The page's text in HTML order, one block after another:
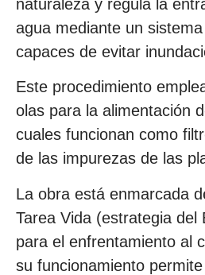
naturaleza y regula la
agua mediante un
capaces de evitar
Este procedimiento
olas para la alimentación
cuales funcionan como
de las impurezas de las
La obra está enmarcada
Tarea Vida (estrategia del
para el enfrentamiento al
su funcionamiento